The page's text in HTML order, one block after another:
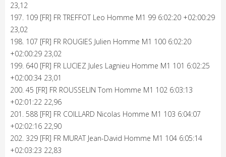
23,12
197. 109 [FR] FR TREFFOT Leo Homme M1 99 6:02:20 +02:00:29
23,02
198. 107 [FR] FR ROUGIES Julien Homme M1 100 6:02:20
+02:00:29 23,02
199. 640 [FR] FR LUCIEZ Jules Lagnieu Homme M1 101 6:02:25
+02:00:34 23,01
200. 45 [FR] FR ROUSSELIN Tom Homme M1 102 6:03:13
+02:01:22 22,96
201. 588 [FR] FR COILLARD Nicolas Homme M1 103 6:04:07
+02:02:16 22,90
202. 329 [FR] FR MURAT Jean-David Homme M1 104 6:05:14
+02:03:23 22,83